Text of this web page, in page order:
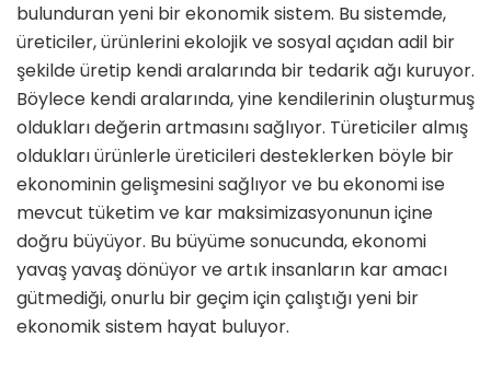
bulunduran yeni bir ekonomik sistem. Bu sistemde,
üreticiler, ürünlerini ekolojik ve sosyal açıdan adil bir
şekilde üretip kendi aralarında bir tedarik ağı kuruyor.
Böylece kendi aralarında, yine kendilerinin oluşturmuş
oldukları değerin artmasını sağlıyor. Türeticiler almış
oldukları ürünlerle üreticileri desteklerken böyle bir
ekonominin gelişmesini sağlıyor ve bu ekonomi ise
mevcut tüketim ve kar maksimizasyonunun içine
doğru büyüyor. Bu büyüme sonucunda, ekonomi
yavaş yavaş dönüyor ve artık insanların kar amacı
gütmediği, onurlu bir geçim için çalıştığı yeni bir
ekonomik sistem hayat buluyor.